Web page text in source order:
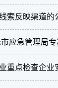
索反映渠道的
应急管理局
重点检查企